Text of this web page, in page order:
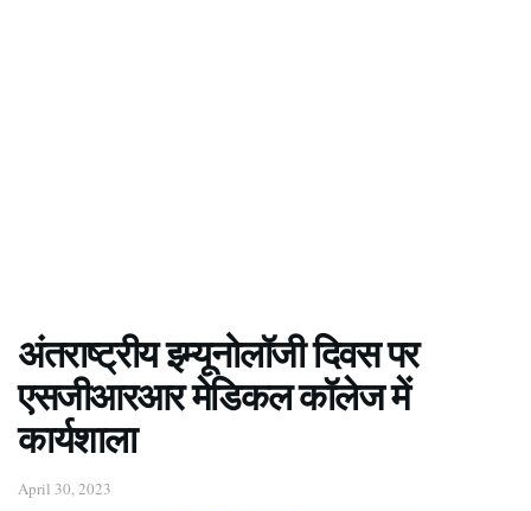
अंतराष्ट्रीय इम्यूनोलॉजी दिवस पर
एसजीआरआर मेडिकल कॉलेज में
कार्यशाला
April 30, 2023